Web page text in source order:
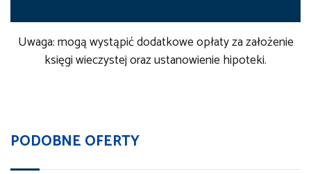
Uwaga: mogą wystąpić dodatkowe opłaty za założenie
księgi wieczystej oraz ustanowienie hipoteki.
PODOBNE OFERTY